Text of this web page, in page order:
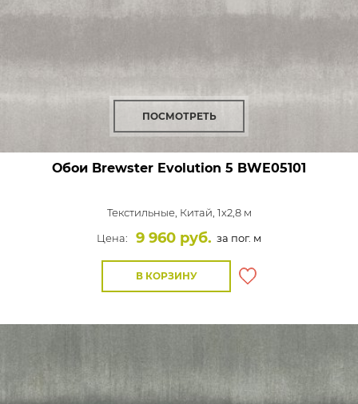
ПОСМОТРЕТЬ
Обои Brewster Evolution 5 BWE05101
Текстильные, Китай, 1x2,8 м
Цена:
9 960 руб. за пог. м
В КОРЗИНУ